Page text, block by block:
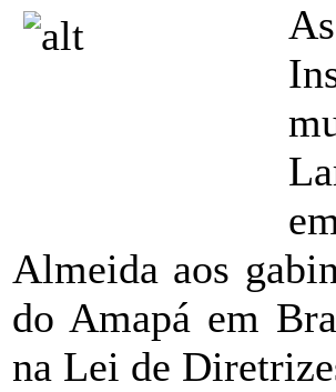
Almeida aos
do Amapá em
na Lei de